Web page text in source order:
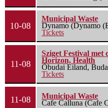
10-08
Municipal Waste
Dynamo (Dynamo
Tickets
11-08
Sziget Festival
Horizon, Health
Óbudai Eiland,
Tickets
11-08
Municipal Waste
Cafe Calluna (Cafe